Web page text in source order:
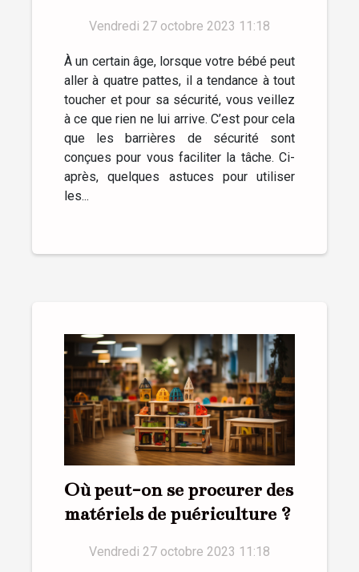
Vendredi 27 octobre 2023 11:18
À un certain âge, lorsque votre bébé peut
aller à quatre pattes, il a tendance à tout
toucher et pour sa sécurité, vous veillez
à ce que rien ne lui arrive. C’est pour cela
que les barrières de sécurité sont
conçues pour vous faciliter la tâche. Ci-
après, quelques astuces pour utiliser
les...
Où peut-on se procurer des
matériels de puériculture ?
Vendredi 27 octobre 2023 11:18